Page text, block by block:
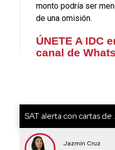
monto podría ser
de una omisión.
ÚNETE A IDC
canal de
SAT alerta con cartas de
Jazmín Cruz